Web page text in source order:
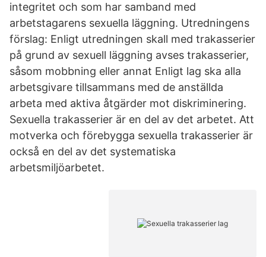
integritet och som har samband med
arbetstagarens sexuella läggning. Utredningens
förslag: Enligt utredningen skall med trakasserier
på grund av sexuell läggning avses trakasserier,
såsom mobbning eller annat Enligt lag ska alla
arbetsgivare tillsammans med de anställda
arbeta med aktiva åtgärder mot diskriminering.
Sexuella trakasserier är en del av det arbetet. Att
motverka och förebygga sexuella trakasserier är
också en del av det systematiska
arbetsmiljöarbetet.